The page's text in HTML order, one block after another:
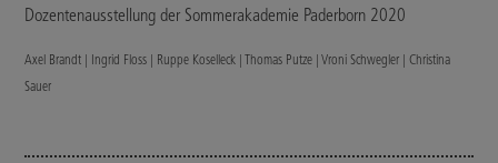
Dozentenausstellung der Sommerakademie Paderborn 2020
Axel Brandt | Ingrid Floss | Ruppe Koselleck | Thomas Putze | Vroni Schwegler | Christina
Sauer